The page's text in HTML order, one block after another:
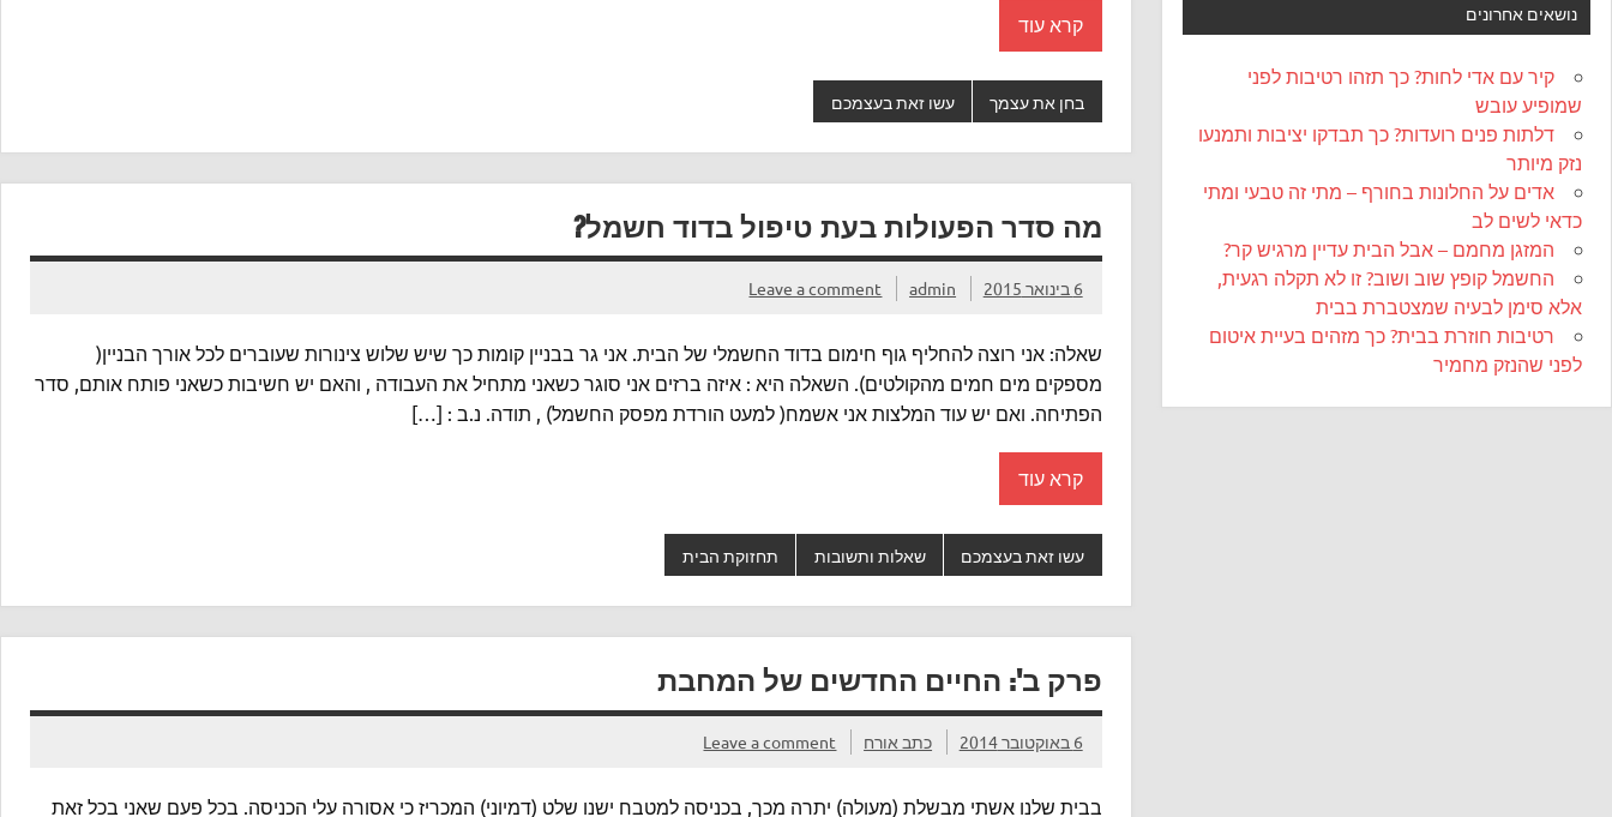
קרא עוד
בחן את עצמך עשו זאת בעצמכם
מה סדר הפעולות בעת טיפול בדוד חשמל?
6 בינואר 2015 admin
Leave a comment
שאלה: אני רוצה להחליף גוף חימום בדוד החשמלי של הבית. אני גר בבניין קומות כך שיש שלוש צינורות שעוברים לכל אורך הבניין(
מספקים מים חמים מהקולטים). השאלה היא : איזה ברזים אני סוגר כשאני מתחיל את העבודה , והאם יש חשיבות כשאני פותח אותם, סדר
הפתיחה. ואם יש עוד המלצות אני אשמח( למעט הורדת מפסק החשמל) , תודה. נ.ב : […]
קרא עוד
עשו זאת בעצמכם שאלות ותשובות תחזוקת הבית
פרק ב': החיים החדשים של המחבת
6 באוקטובר 2014 כתב אורח Leave a comment
בבית שלנו אשתי מבשלת (מעולה) יתרה מכך, בכניסה למטבח ישנו שלט (דמיוני) המכריז כי אסורה עלי הכניסה. בכל פעם שאני בכל זאת
נושאים אחרונים
קיר עם אדי לחות? כך תזהו רטיבות לפני
שמופיע עובש
דלתות פנים רועדות? כך תבדקו יציבות ותמנעו
נזק מיותר
אדים על החלונות בחורף – מתי זה טבעי ומתי
כדאי לשים לב
המזגן מחמם – אבל הבית עדיין מרגיש קר?
החשמל קופץ שוב ושוב? זו לא תקלה רגעית,
אלא סימן לבעיה שמצטברת בבית
רטיבות חוזרת בבית? כך מזהים בעיית איטום
לפני שהנזק מחמיר